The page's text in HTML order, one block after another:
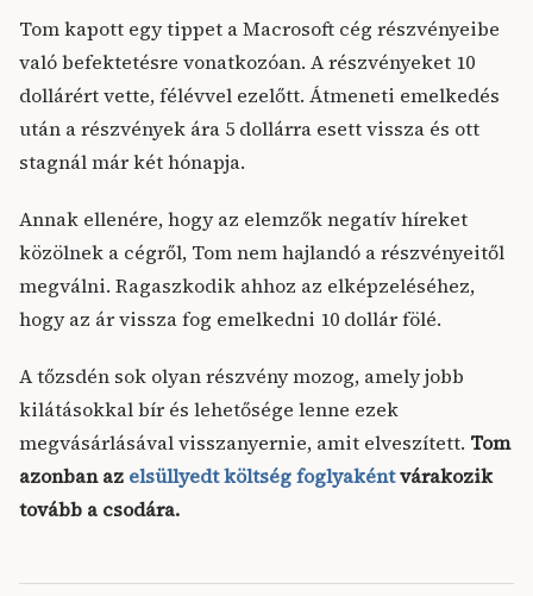
Tom kapott egy tippet a Macrosoft cég részvényeibe
való befektetésre vonatkozóan. A részvényeket 10
dollárért vette, félévvel ezelőtt. Átmeneti emelkedés
után a részvények ára 5 dollárra esett vissza és ott
stagnál már két hónapja.
Annak ellenére, hogy az elemzők negatív híreket
közölnek a cégről, Tom nem hajlandó a részvényeitől
megválni. Ragaszkodik ahhoz az elképzeléséhez,
hogy az ár vissza fog emelkedni 10 dollár fölé.
A tőzsdén sok olyan részvény mozog, amely jobb
kilátásokkal bír és lehetősége lenne ezek
megvásárlásával visszanyernie, amit elveszített. Tom
azonban az elsüllyedt költség foglyakéntvárakozik
tovább a csodára.